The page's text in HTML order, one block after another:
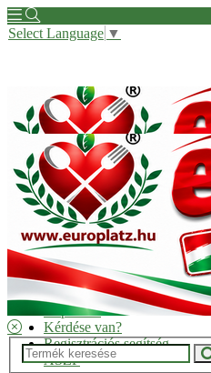
Select Language ▼
Hírek
Kapcsolat
Kérdése van?
Regisztrációs segítség
ÁSZF